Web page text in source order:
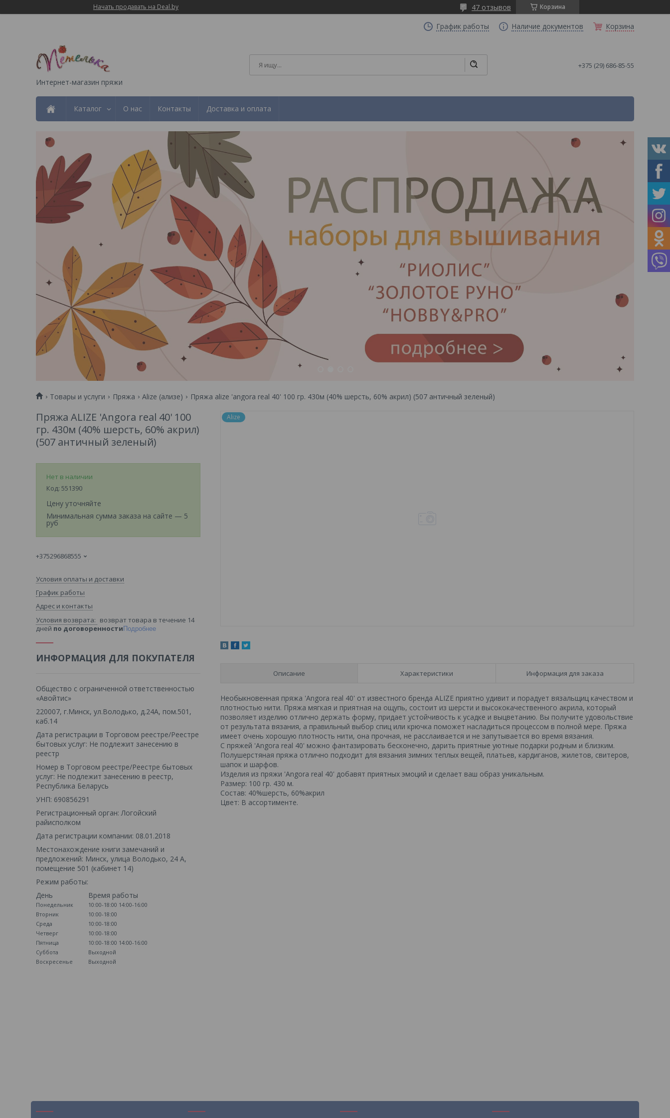
Начать продавать на Deal.by Корзина
47 отзывов
График работы Наличие документов Корзина
Интернет-магазин пряжи
+375 (29) 686-85-55
Каталог О нас Контакты Доставка и оплата
Товары и услуги Пряжа Alize (ализе) Пряжа alize 'angora real 40' 100 гр. 430м (40% шерсть, 60% акрил) (507 античный зеленый)
Alize
Описание Характеристики Информация для заказа
Необыкновенная пряжа 'Angora real 40' от известного бренда ALIZE приятно удивит и порадует вязальщиц качеством и
плотностью нити. Пряжа мягкая и приятная на ощупь, состоит из шерсти и высококачественного акрила, который
позволяет изделию отлично держать форму, придает устойчивость к усадке и выцветанию. Вы получите удовольствие
от результата вязания, а правильный выбор спиц или крючка поможет насладиться процессом в полной мере. Пряжа
имеет очень хорошую плотность нити, она прочная, не расслаивается и не запутывается во время вязания.
С пряжей 'Angora real 40' можно фантазировать бесконечно, дарить приятные уютные подарки родным и близким.
Полушерстяная пряжа отлично подходит для вязания зимних теплых вещей, платьев, кардиганов, жилетов, свитеров,
шапок и шарфов.
Изделия из пряжи 'Angora real 40' добавят приятных эмоций и сделает ваш образ уникальным.
Размер: 100 гр. 430 м.
Состав: 40%шерсть, 60%акрил
Цвет: В ассортименте.
Пряжа ALIZE 'Angora real 40' 100
гр. 430м (40% шерсть, 60% акрил)
(507 античный зеленый)
Нет в наличии
Код: 551390
Цену уточняйте
Минимальная сумма заказа на сайте — 5
руб
+375296868555
Условия оплаты и доставки
График работы
Адрес и контакты
возврат товара в течение 14
дней по договоренности Подробнее
ИНФОРМАЦИЯ ДЛЯ ПОКУПАТЕЛЯ
Общество с ограниченной ответственностью
«Авойтис»
220007, г.Минск, ул.Володько, д.24А, пом.501,
каб.14
Дата регистрации в Торговом реестре/Реестре
бытовых услуг: Не подлежит занесению в
реестр
Номер в Торговом реестре/Реестре бытовых
услуг: Не подлежит занесению в реестр,
Республика Беларусь
УНП: 690856291
Регистрационный орган: Логойский
райисполком
Дата регистрации компании: 08.01.2018
Местонахождение книги замечаний и
предложений: Минск, улица Володько, 24 А,
помещение 501 (кабинет 14)
Режим работы:
День
Время работы
Понедельник 10:00-18:00 14:00-16:00
Вторник
10:00-18:00
Среда
10:00-18:00
Четверг
10:00-18:00
Пятница
10:00-18:00 14:00-16:00
Суббота
Выходной
Воскресенье
Выходной